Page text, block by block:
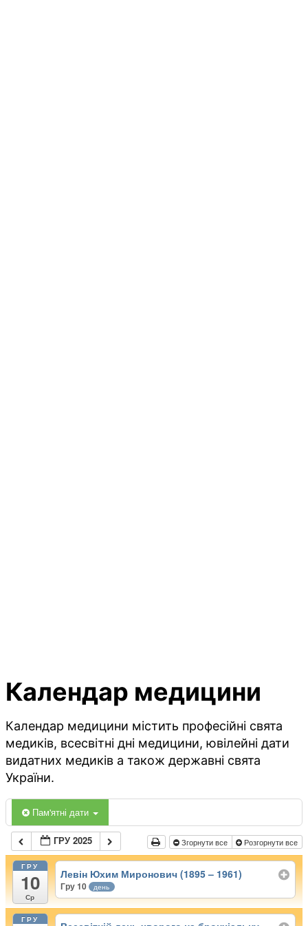
Календар медицини
Календар медицини містить професійні свята
медиків, всесвітні дні медицини, ювілейні дати
видатних медиків а також державні свята
України.
Пам'ятні дати
ГРУ 2025 Згорнути все Розгорнути все
ГРУ
10
Ср
Левін Юхим Миронович (1895 – 1961)
Гру 10 день
ГРУ